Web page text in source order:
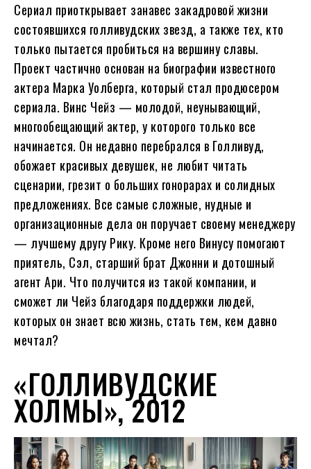
Сериал приоткрывает занавес закадровой жизни
состоявшихся голливудских звезд, а также тех, кто
только пытается пробиться на вершину славы.
Проект частично основан на биографии известного
актера Марка Уолберга, который стал продюсером
сериала. Винс Чейз — молодой, неунывающий,
многообещающий актер, у которого только все
начинается. Он недавно перебрался в Голливуд,
обожает красивых девушек, не любит читать
сценарии, грезит о больших гонорарах и солидных
предложениях. Все самые сложные, нудные и
организационные дела он поручает своему менеджеру
— лучшему другу Рику. Кроме него Винусу помогают
приятель, Сэл, старший брат Джонни и дотошный
агент Ари. Что получится из такой компании, и
сможет ли Чейз благодаря поддержки людей,
которых он знает всю жизнь, стать тем, кем давно
мечтал?
«ГОЛЛИВУДСКИЕ
ХОЛМЫ», 2012